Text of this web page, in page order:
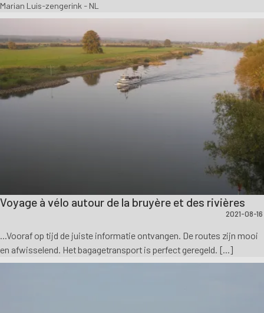
Marian Luis-zengerink - NL
Voyage à vélo autour de la bruyère et des rivières
2021-08-16
...Vooraf op tijd de juiste informatie ontvangen. De routes zijn mooi
en afwisselend. Het bagagetransport is perfect geregeld. [...]